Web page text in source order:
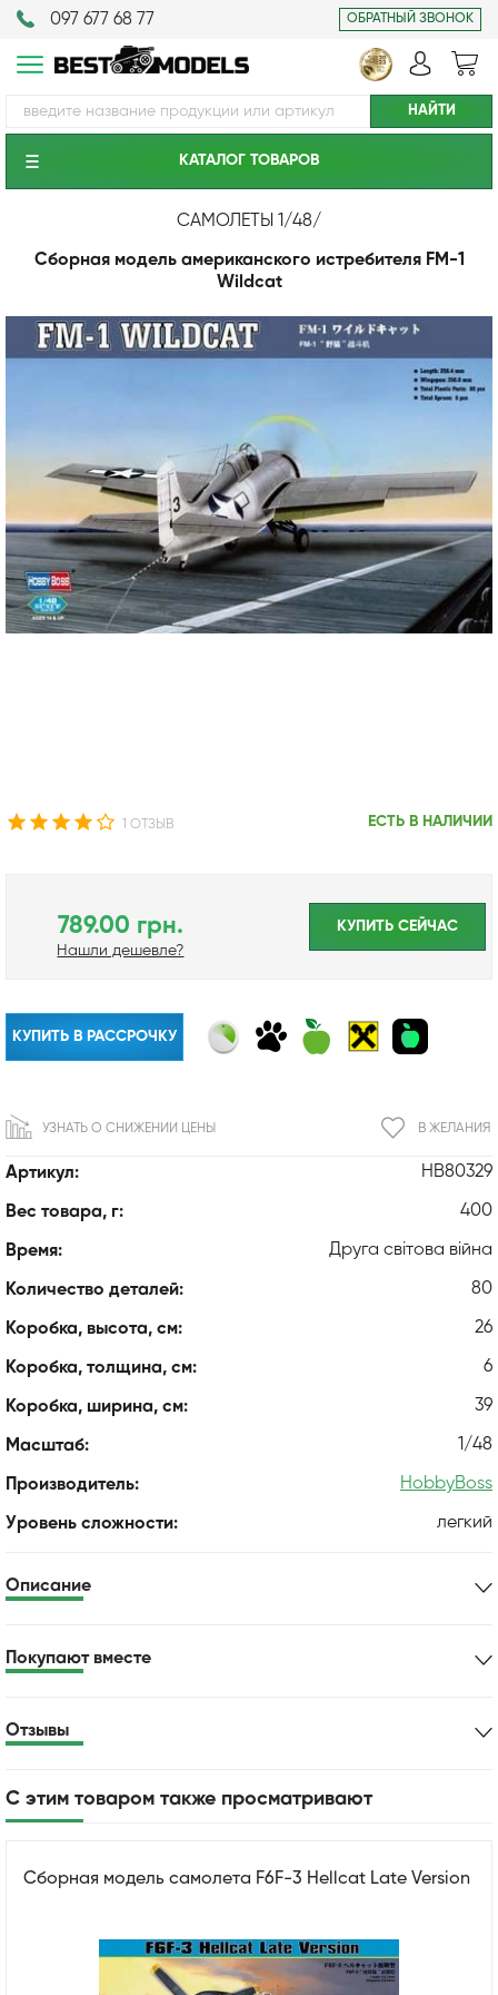
097 677 68 77 ОБРАТНЫЙ ЗВОНОК
КАТАЛОГ ТОВАРОВ
САМОЛЕТЫ 1/48/
Сборная модель американского истребителя FM-1
Wildcat
1 ОТЗЫВ ЕСТЬ В НАЛИЧИИ
Артикул: HB80329
Вес товара, г: 400
Время: Друга світова війна
Количество деталей: 80
Коробка, высота, см: 26
Коробка, толщина, см: 6
Коробка, ширина, см: 39
Масштаб: 1/48
Производитель: HobbyBoss
Уровень сложности: легкий
789.00 грн.
Нашли дешевле?
КУПИТЬ CЕЙЧАС
КУПИТЬ В РАССРОЧКУ
В ЖЕЛАНИЯ
УЗНАТЬ О СНИЖЕНИИ ЦЕНЫ
Описание
Покупают вместе
Отзывы
С этим товаром также просматривают
Сборная модель самолета F6F-3 Hellcat Late Version